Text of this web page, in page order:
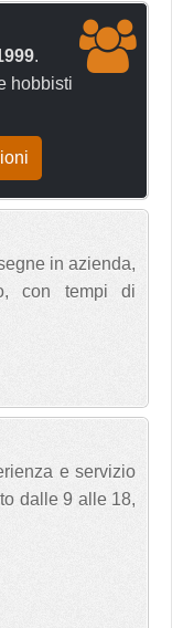
.
hobbisti
in azienda,
con tempi di
e servizio
dalle 9 alle 18,